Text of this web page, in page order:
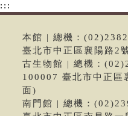
:::
本館 | 總機：
臺北市中正區襄陽路2
古生物館 | 總機：
100007 臺北市中正區
面)
南門館 | 總機：